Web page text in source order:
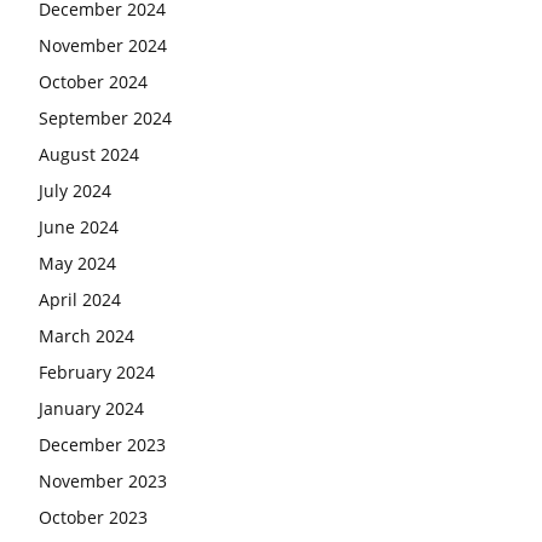
December 2024
November 2024
October 2024
September 2024
August 2024
July 2024
June 2024
May 2024
April 2024
March 2024
February 2024
January 2024
December 2023
November 2023
October 2023